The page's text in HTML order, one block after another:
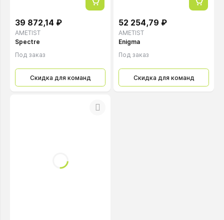
AMETIST
39 872,14 ₽
Spectre
Под заказ
Скидка для команд
AMETIST
52 254,79 ₽
Enigma
Под заказ
Скидка для команд